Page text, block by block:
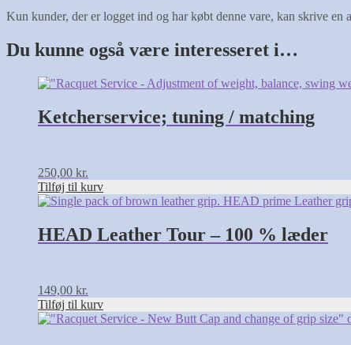
Kun kunder, der er logget ind og har købt denne vare, kan skrive en
Du kunne også være interesseret i…
Ketcherservice; tuning / matching
250,00 kr.
Tilføj til kurv
HEAD Leather Tour – 100 % læder
149,00 kr.
Tilføj til kurv